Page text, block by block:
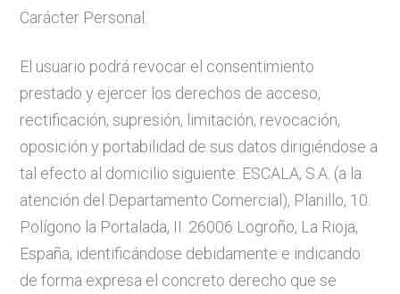
Carácter Personal.
El usuario podrá revocar el consentimiento
prestado y ejercer los derechos de acceso,
rectificación, supresión, limitación, revocación,
oposición y portabilidad de sus datos dirigiéndose a
tal efecto al domicilio siguiente: ESCALA, S.A. (a la
atención del Departamento Comercial), Planillo, 10.
Polígono la Portalada, II. 26006 Logroño, La Rioja,
España, identificándose debidamente e indicando
de forma expresa el concreto derecho que se